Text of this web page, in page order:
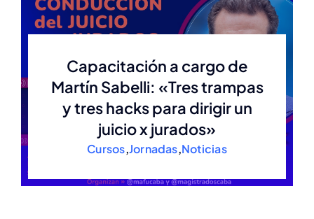
Estatuto
Actas
Autoridades anteriores
Capacitación a cargo de
Martín Sabelli: «Tres trampas
y tres hacks para dirigir un
juicio x jurados»
Cursos,Jornadas,Noticias